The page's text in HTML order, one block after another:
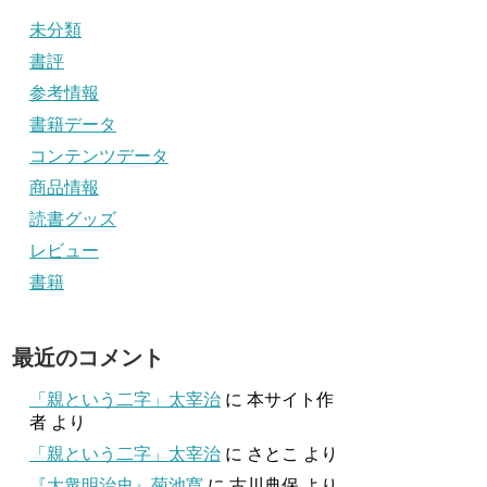
未分類
書評
参考情報
書籍データ
コンテンツデータ
商品情報
読書グッズ
レビュー
書籍
最近のコメント
「親という二字」太宰治 に 本サイト作
者 より
「親という二字」太宰治 に さとこ より